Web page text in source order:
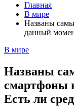
Главная
В мире
Названы
данный
В мире
Названы
смартфоны
Есть ли